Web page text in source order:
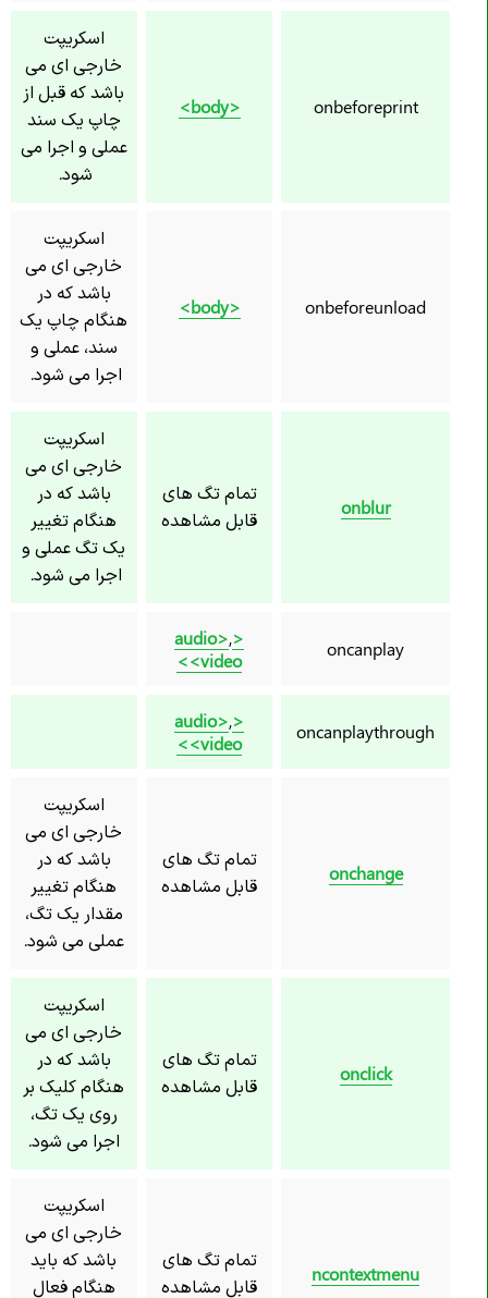
onbeforeprint
<body>
اسکریپت
خارجی ای می
باشد که قبل از
چاپ یک سند
عملی و اجرا می
شود.
onbeforeunload
<body>
اسکریپت
خارجی ای می
باشد که در
هنگام چاپ یک
سند، عملی و
اجرا می شود.
onblur
تمام تگ های
قابل مشاهده
اسکریپت
خارجی ای می
باشد که در
هنگام تغییر
یک تگ عملی و
اجرا می شود.
oncanplay
<audio>
,
<video>
oncanplaythrough
<audio>
,
<video>
onchange
تمام تگ های
قابل مشاهده
اسکریپت
خارجی ای می
باشد که در
هنگام تغییر
مقدار یک تگ،
عملی می شود.
onclick
تمام تگ های
قابل مشاهده
اسکریپت
خارجی ای می
باشد که در
هنگام کلیک بر
روی یک تگ،
اجرا می شود.
ncontextmenu
تمام تگ های
قابل مشاهده
اسکریپت
خارجی ای می
باشد که باید
هنگام فعال